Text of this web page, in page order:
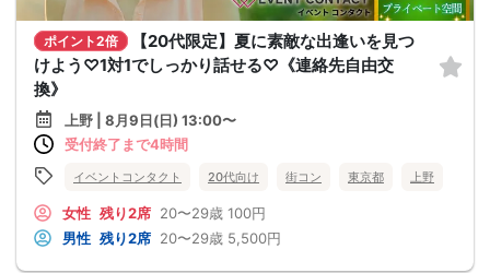
ポイント2倍
【20代限定】夏に素敵な出逢いを見つ
けよう♡1対1でしっかり話せる♡《連絡先自由交
換》
上野 | 8月9日(日) 13:00〜
受付終了まで4時間
イベントコンタクト 20代向け 街コン 東京都 上野
女性 残り2席 20〜29歳 100円
男性 残り2席 20〜29歳 5,500円